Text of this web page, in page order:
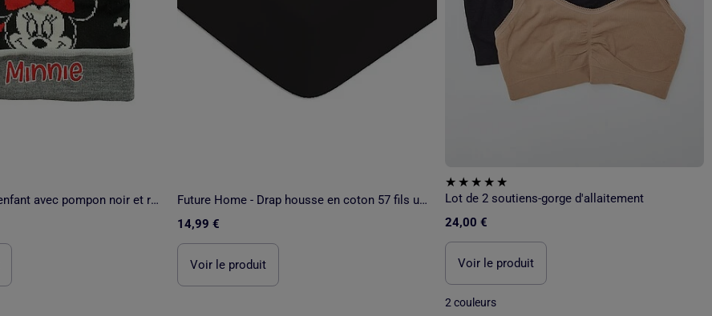
Disney - Bonnet enfant avec pompon noir et rouge motif personnage
Future Home - Drap housse en coton 57 fils uni bonnet 25cm
14,99 €
Voir le produit
Lot de 2 soutiens-gorge d'allaitement
24,00 €
Voir le produit
2 couleurs